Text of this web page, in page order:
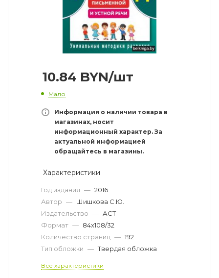
10.84 BYN/шт
Мало
Информация о наличии товара в
магазинах, носит
информационный характер. За
актуальной информацией
обращайтесь в магазины.
Характеристики
Год издания — 2016
Автор — Шишкова С.Ю.
Издательство — АСТ
Формат — 84x108/32
Количество страниц — 192
Тип обложки — Твердая обложка
Все характеристики